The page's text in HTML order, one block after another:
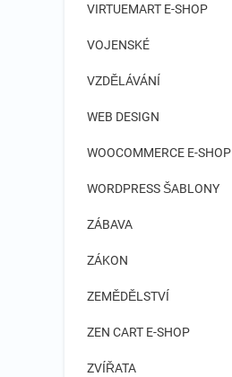
VIRTUEMART E-SHOP
VOJENSKÉ
VZDĚLÁVÁNÍ
WEB DESIGN
WOOCOMMERCE E-SHOP
WORDPRESS ŠABLONY
ZÁBAVA
ZÁKON
ZEMĚDĚLSTVÍ
ZEN CART E-SHOP
ZVÍŘATA